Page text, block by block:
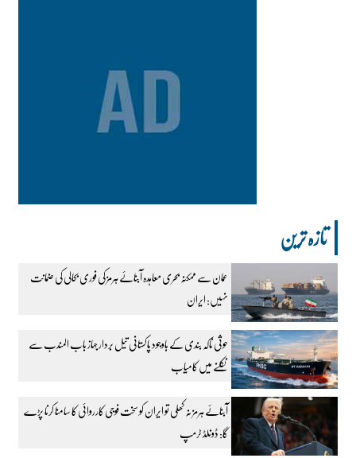
تازہ ترین
عمان سے ممکنہ بحری معاہدہ آبنائے ہرمز کی فوری بحالی کی ضمانت
نہیں: ایران
حوثی ناکہ بندی کے باوجود پاکستانی تیل بردار جہاز باب المندب سے
نکلنے میں کامیاب
آبنائے ہرمز نہ کھلی تو ایران کو سخت فوجی کارروائی کا سامنا کرنا پڑے
گا: ڈونلڈ ٹرمپ